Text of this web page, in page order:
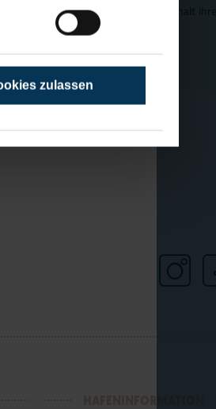
zulassen
die Region geschlossen für den Erhalt ihrer